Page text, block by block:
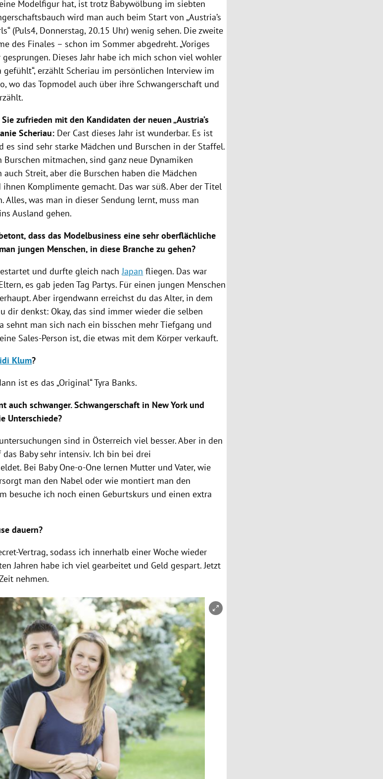
Modelfigur hat, ist trotz Babywölbung im siebten
wird man auch beim Start von „Austria’s
(Puls4, Donnerstag, 20.15 Uhr) wenig sehen. Die zweite
des Finales – schon im Sommer abgedreht. „Voriges
Dieses Jahr habe ich mich schon viel wohler
gefühlt“, erzählt Scheriau im persönlichen Interview im
, wo dasTopmodel auch über ihre Schwangerschaft und
zufrieden mit den Kandidaten der neuen „Austria’s
Scheriau: Der Cast dieses Jahr ist wunderbar. Es ist
es sind sehr starke Mädchen und Burschen in der Staffel.
Burschen mitmachen, sind ganz neue Dynamiken
Streit, aber die Burschen haben die Mädchen
Komplimente gemacht. Das war süß. Aber der Titel
Alles, was man in dieser Sendung lernt, muss man
Ausland gehen.
dass das Modelbusiness eine sehr oberflächliche
jungen Menschen, in diese Branche zu gehen?
und durfte gleich nachJapan fliegen. Das war
es gab jeden Tag Partys. Für einen jungen Menschen
Aber irgendwann erreichst du das Alter, in dem
dir denkst: Okay, das sind immer wieder die selben
sehnt man sich nach ein bisschen mehr Tiefgang und
Sales-Person ist, die etwas mit dem Körper verkauft.
Klum?
ist es das „Original“Tyra Banks.
auch schwanger. Schwangerschaft in New Yorkund
Unterschiede?
sind in Österreich viel besser. Aber in den
Baby sehr intensiv. Ich bin bei drei
Bei Baby One-o-One lernen Mutter und Vater, wie
man den Nabel oder wie montiert man den
besuche ich noch einen Geburtskurs und einen extra
dauern?
Vertrag, sodass ich innerhalb einer Woche wieder
Jahren habe ich viel gearbeitet und Geld gespart. Jetzt
nehmen.
schließen